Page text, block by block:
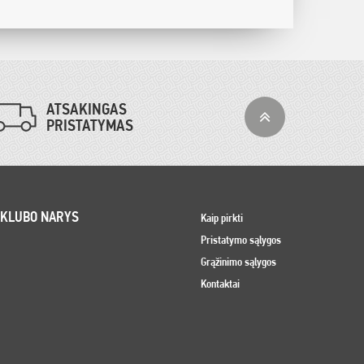
ATSAKINGAS
PRISTATYMAS
NARYS
Kaip pirkti
Pristatymo sąlygos
Grąžinimo sąlygos
Kontaktai